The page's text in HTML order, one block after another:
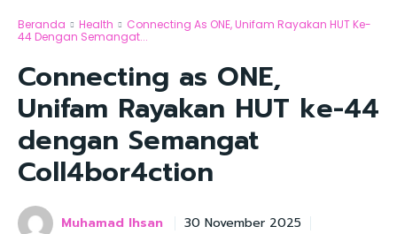
Beranda Health
Connecting As ONE, Unifam Rayakan HUT Ke-
44 Dengan Semangat...
Connecting as ONE,
Unifam Rayakan HUT ke-44
dengan Semangat
Coll4bor4ction
Muhamad Ihsan 30 November 2025